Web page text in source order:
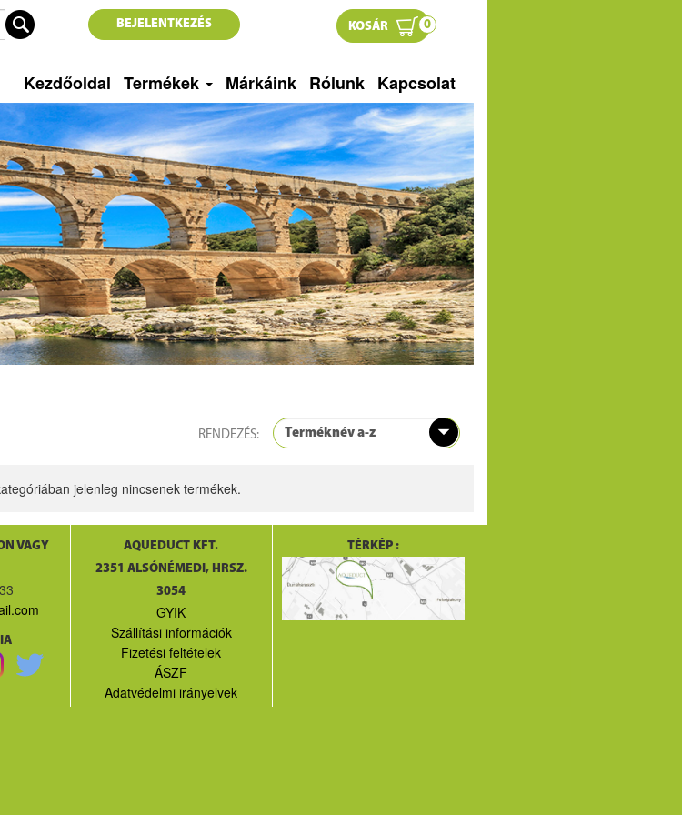
BEJELENTKEZÉS KOSÁR 0
Kezdőoldal Termékek Márkáink Rólunk Kapcsolat
RENDEZÉS:
jelenleg nincsenek termékek.
VAGY
AQUEDUCT KFT.
2351 ALSÓNÉMEDI, HRSZ.
3054
GYIK
Szállítási információk
Fizetési feltételek
ÁSZF
Adatvédelmi irányelvek
TÉRKÉP :